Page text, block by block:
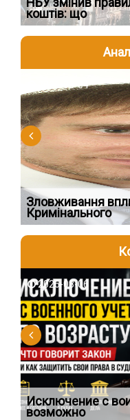
коштів: що
2026-08-04
Зловживання
Кримінального
2026-08-06
Исключение с
возможно